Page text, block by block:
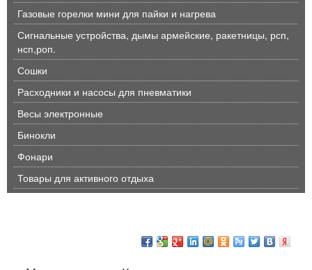
Газовые горелки мини для пайки и нагрева
Сигнальные устройства, дымы армейские, ракетницы, рсп,
нсп,роп.
Сошки
Расходники и насосы для пневматики
Весы электронные
Бинокли
Фонари
Товары для активного отдыха